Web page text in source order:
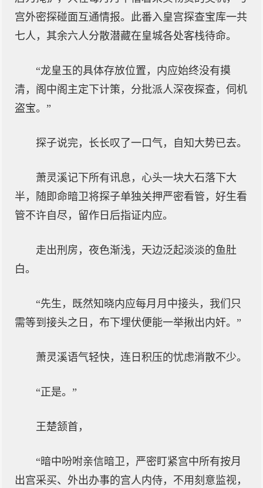
宫外密探碰面互通情报。此番入皇宫探查宝库一共
七人，其余六人分散潜藏在皇城各处客栈待命。
“龙皇玉的具体存放位置，内应始终没有摸
清，阁中阁主定下计策，分批派人深夜探查，伺机
盗宝。”
探子说完，长长叹了一口气，自知大势已去。
萧灵溪记下所有讯息，心头一块大石落下大
半，随即命暗卫将探子单独关押严密看管，好生看
管不许自尽，留作日后指证内应。
走出刑房，夜色渐浅，天边泛起淡淡的鱼肚
白。
“先生，既然知晓内应每月月中接头，我们只
需等到接头之日，布下埋伏便能一举揪出内奸。”
萧灵溪语气轻快，连日积压的忧虑消散不少。
“正是。”
王楚颔首，
“暗中吩咐亲信暗卫，严密盯紧宫中所有按月
出宫采买、外出办事的宫人内侍，不用刻意监视，